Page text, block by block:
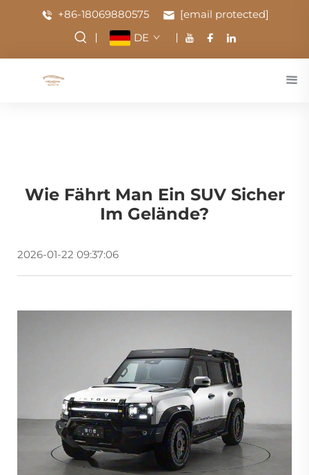
+86-18069880575
[email protected]
DE
Wie Fährt Man Ein SUV Sicher
Im Gelände?
2026-01-22 09:37:06